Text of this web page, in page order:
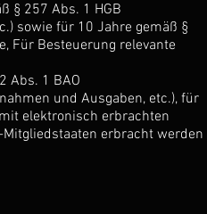
§ 257 Abs. 1 HGB
sowie für 10 Jahre gemäß §
Für Besteuerung relevante
Abs. 1 BAO
und Ausgaben, etc.), für
elektronisch erbrachten
erbracht werden